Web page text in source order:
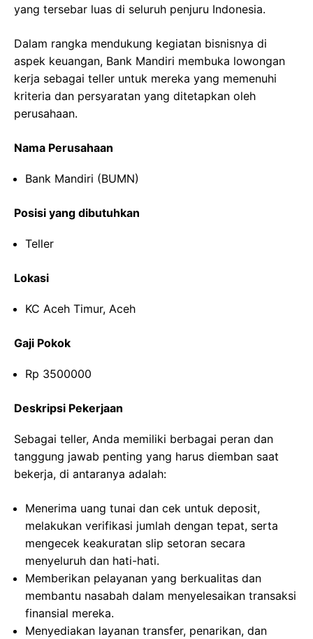
yang tersebar luas di seluruh penjuru Indonesia.
Dalam rangka mendukung kegiatan bisnisnya di
aspek keuangan, Bank Mandiri membuka lowongan
kerja sebagai teller untuk mereka yang memenuhi
kriteria dan persyaratan yang ditetapkan oleh
perusahaan.
Nama Perusahaan
Bank Mandiri (BUMN)
Posisi yang dibutuhkan
Teller
Lokasi
KC Aceh Timur, Aceh
Gaji Pokok
Rp 3500000
Deskripsi Pekerjaan
Sebagai teller, Anda memiliki berbagai peran dan
tanggung jawab penting yang harus diemban saat
bekerja, di antaranya adalah:
Menerima uang tunai dan cek untuk deposit,
melakukan verifikasi jumlah dengan tepat, serta
mengecek keakuratan slip setoran secara
menyeluruh dan hati-hati.
Memberikan pelayanan yang berkualitas dan
membantu nasabah dalam menyelesaikan transaksi
finansial mereka.
Menyediakan layanan transfer, penarikan, dan